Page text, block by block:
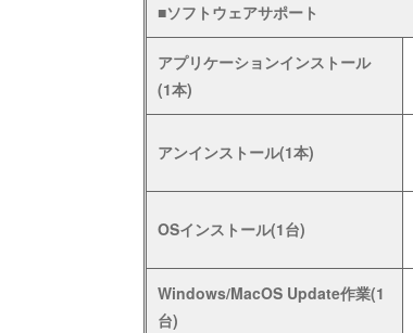
■ソフトウェアサポート
アプリケーションインストール
(1本)
アンインストール(1本)
OSインストール(1台)
Windows/MacOS Update作業(1
台)